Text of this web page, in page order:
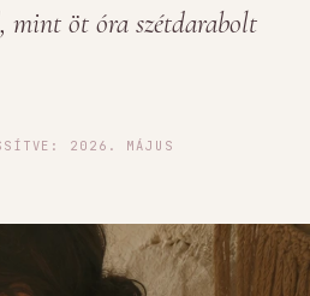
mint öt óra szétdarabolt
2026. MÁJUS